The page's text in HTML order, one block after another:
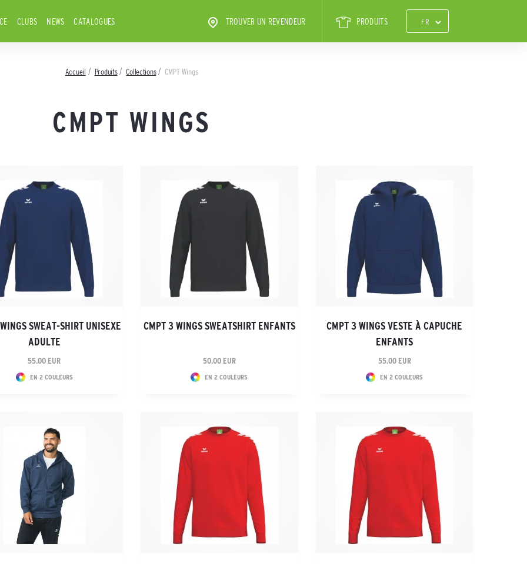
CLUBS NEWS CATALOGUES TROUVER UN REVENDEUR PRODUITS
Accueil Produits Collections CMPT Wings
CMPT WINGS
SWEAT-SHIRT UNISEXE
ADULTE
55.00 EUR
EN 2 COULEURS
CMPT 3 WINGS SWEATSHIRT ENFANTS
50.00 EUR
EN 2 COULEURS
CMPT 3 WINGS VESTE À CAPUCHE
ENFANTS
55.00 EUR
EN 2 COULEURS